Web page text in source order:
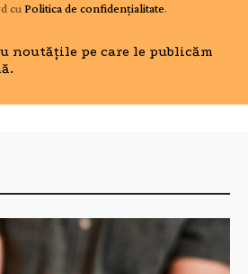
cu Politica de confidențialitate.
noutățile pe care le publicăm